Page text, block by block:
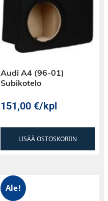
Audi A4 (96-01)
Subikotelo
151,00€/kpl
LISÄÄ OSTOSKORIIN
Ale!